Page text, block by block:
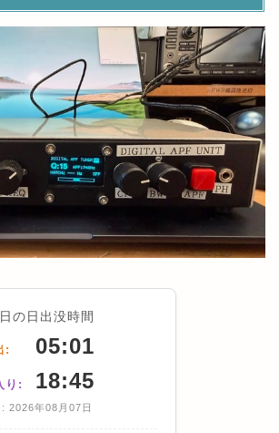
の日出没時間
: 05:01
り: 18:45
2026年08月07日